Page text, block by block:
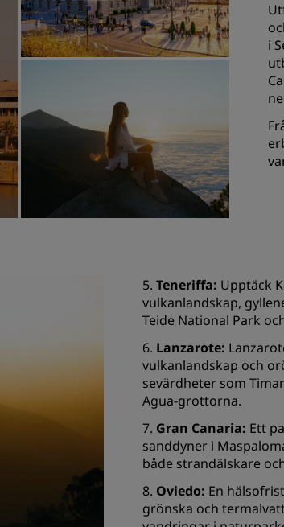
i
5. Teneriffa: Upptäck
vulkanlandskap,
Teide National Park
6. Lanzarote:
vulkanlandskap och
sevärdheter som
Agua-grottorna.
7. Gran Canaria: Ett
sanddyner i
både strandälskare
8. Oviedo: En
grönska och